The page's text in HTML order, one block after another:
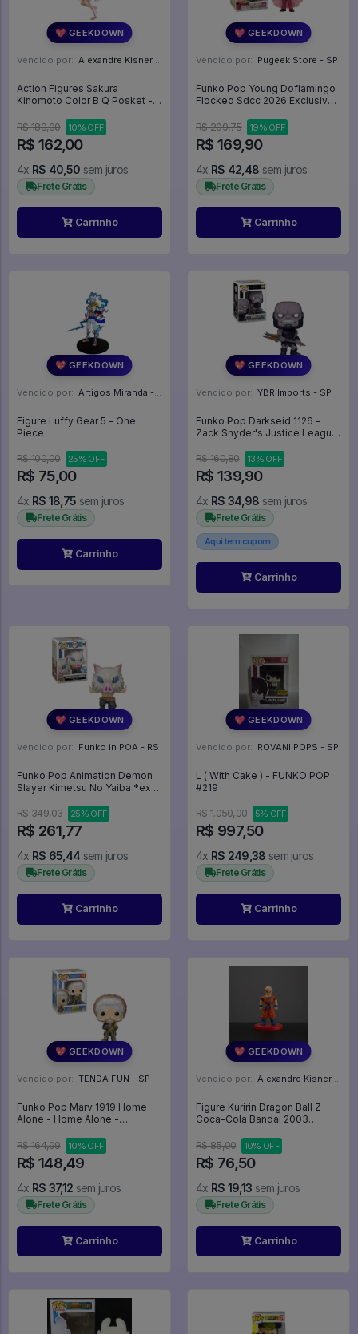
💖 GEEKDOWN
Vendido por: Alexandre Kisner - PR
Action Figures Sakura
Kinomoto Color B Q Posket -
R$ 180,00
10% OFF
R$ 162,00
4x R$ 40,50 sem juros
Frete Grátis
Carrinho
💖 GEEKDOWN
Vendido por: Pugeek Store - SP
Funko Pop Young Doflamingo
Flocked Sdcc 2026 Exclusive -
R$ 209,75
19% OFF
R$ 169,90
4x R$ 42,48 sem juros
Frete Grátis
Carrinho
💖 GEEKDOWN
Vendido por: Artigos Miranda - RJ
Figure Luffy Gear 5 - One
Piece
R$ 100,00 25% OFF
R$ 75,00
4x R$ 18,75 sem juros
Frete Grátis
Carrinho
💖 GEEKDOWN
Vendido por: YBR Imports - SP
Funko Pop Darkseid 1126 -
Zack Snyder's Justice League
R$ 160,80
13% OFF
R$ 139,90
4x R$ 34,98 sem juros
Frete Grátis
Aqui tem cupom
Carrinho
💖 GEEKDOWN
Vendido por: Funko in POA - RS
Funko Pop Animation Demon
Slayer Kimetsu No Yaiba *ex -
Animation #1261
R$ 349,03 25% OFF
R$ 261,77
4x R$ 65,44 sem juros
Frete Grátis
Carrinho
💖 GEEKDOWN
Vendido por: ROVANI POPS - SP
L ( With Cake ) - FUNKO POP
#219
R$ 1.050,00 5% OFF
R$ 997,50
4x R$ 249,38 sem juros
Frete Grátis
Carrinho
💖 GEEKDOWN
Vendido por: TENDA FUN - SP
Funko Pop Marv 1919 Home
Alone - Home Alone -
Funko Pop - #1919 - FUNKO
POP #1919
R$ 164,99 10% OFF
R$ 148,49
4x R$ 37,12 sem juros
Frete Grátis
Carrinho
💖 GEEKDOWN
Vendido por: Alexandre Kisner - PR
Figure Kuririn Dragon Ball Z
Coca-Cola Bandai 2003
R$ 85,00
10% OFF
R$ 76,50
4x R$ 19,13 sem juros
Frete Grátis
Carrinho